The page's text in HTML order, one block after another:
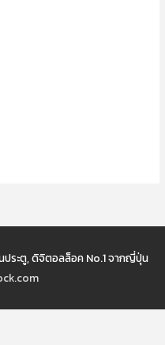
ระตู, ดิจิตอลล็อค No.1 จากญี่ปุ่น